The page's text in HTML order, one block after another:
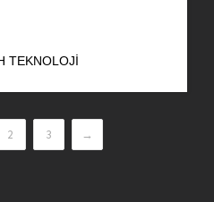
TEKNOLOJI
2 3 →